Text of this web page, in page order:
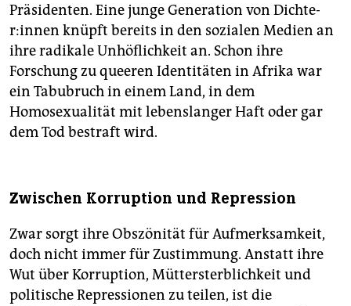
Präsidenten. Eine junge Generation von Dich­te­
r:in­nen knüpft bereits in den sozialen Medien an
ihre radikale Unhöflichkeit an. Schon ihre
Forschung zu queeren Identitäten in Afrika war
ein Tabubruch in einem Land, in dem
Homosexualität mit lebenslanger Haft oder gar
dem Tod bestraft wird.
Zwischen Korruption und Repression
Zwar sorgt ihre Obszönität für Aufmerksamkeit,
doch nicht immer für Zustimmung. Anstatt ihre
Wut über Korruption, Müttersterblichkeit und
politische Repressionen zu teilen, ist die